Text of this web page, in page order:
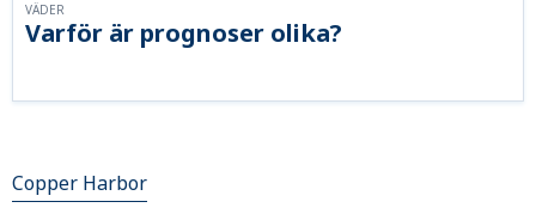
Varför är prognoser olika?
VÄDER
Copper Harbor